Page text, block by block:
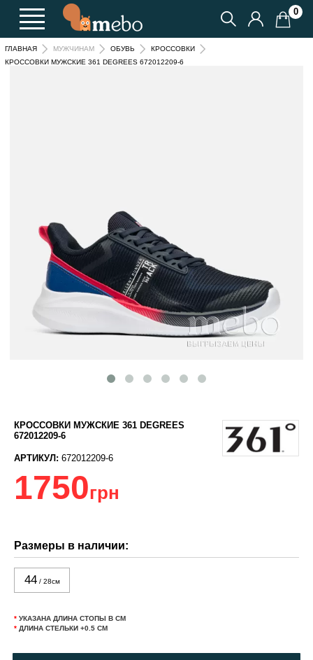
0
ГЛАВНАЯ МУЖЧИНАМ ОБУВЬ
КРОССОВКИ
КРОССОВКИ МУЖСКИЕ 361 DEGREES 672012209-6
КРОССОВКИ МУЖСКИЕ 361 DEGREES
672012209-6
АРТИКУЛ: 672012209-6
1750грн
Размеры в наличии:
44/ 28см
* УКАЗАНА ДЛИНА СТОПЫ В СМ
* ДЛИНА СТЕЛЬКИ +0.5 СМ